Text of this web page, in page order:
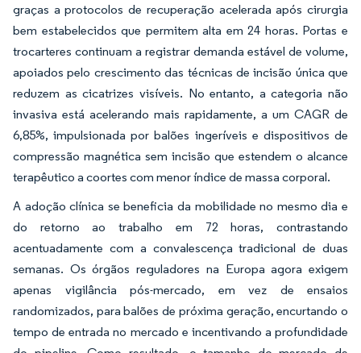
graças a protocolos de recuperação acelerada após cirurgia
bem estabelecidos que permitem alta em 24 horas. Portas e
trocarteres continuam a registrar demanda estável de volume,
apoiados pelo crescimento das técnicas de incisão única que
reduzem as cicatrizes visíveis. No entanto, a categoria não
invasiva está acelerando mais rapidamente, a um CAGR de
6,85%, impulsionada por balões ingeríveis e dispositivos de
compressão magnética sem incisão que estendem o alcance
terapêutico a coortes com menor índice de massa corporal.
A adoção clínica se beneficia da mobilidade no mesmo dia e
do retorno ao trabalho em 72 horas, contrastando
acentuadamente com a convalescença tradicional de duas
semanas. Os órgãos reguladores na Europa agora exigem
apenas vigilância pós-mercado, em vez de ensaios
randomizados, para balões de próxima geração, encurtando o
tempo de entrada no mercado e incentivando a profundidade